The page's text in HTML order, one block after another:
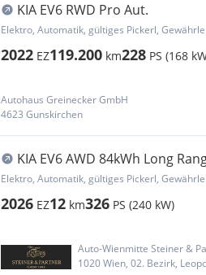
KIA EV6 RWD Pro Aut.
Elektro, Automatik, gültiges Pickerl,
2022 EZ119.200 km228 PS (168
Autohaus Greinecker GmbH
4623 Gunskirchen
KIA EV6 AWD 84kWh Long
Premium Aut.
Elektro, Automatik, gültiges Pickerl,
2026 EZ12 km326 PS (240 kW)
Auto-Wienmitte Steiner &
1020 Wien, 02. Bezirk,